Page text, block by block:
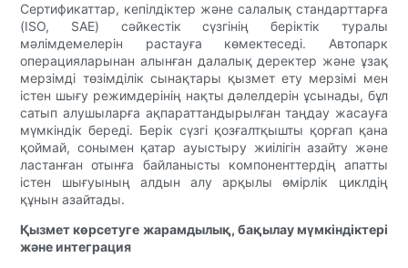
Сертификаттар, кепілдіктер және салалық стандарттарға
(ISO, SAE) сәйкестік сүзгінің беріктік туралы
мәлімдемелерін растауға көмектеседі. Автопарк
операцияларынан алынған далалық деректер және ұзақ
мерзімді төзімділік сынақтары қызмет ету мерзімі мен
істен шығу режимдерінің нақты дәлелдерін ұсынады, бұл
сатып алушыларға ақпараттандырылған таңдау жасауға
мүмкіндік береді. Берік сүзгі қозғалтқышты қорғап қана
қоймай, сонымен қатар ауыстыру жиілігін азайту және
ластанған отынға байланысты компоненттердің апатты
істен шығуының алдын алу арқылы өмірлік циклдің
құнын азайтады.
Қызмет көрсетуге жарамдылық, бақылау мүмкіндіктері
және интеграция